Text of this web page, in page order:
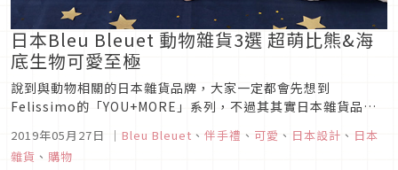
日本Bleu Bleuet 動物雜貨3選 超萌比熊&海
底生物可愛至極
說到與動物相關的日本雜貨品牌，大家一定都會先想到
Felissimo的「YOU+MORE」系列，不過其其實日本雜貨品牌
圈、包包、抱枕 、野餐墊等等，各種你想得到的生活周邊小物都
一應俱全，一起來看看Bleu Bleuet最近推出的三個新系...
2019年05月27日 ｜ Bleu Bleuet 、 伴手禮 、 可愛 、 日本設計 、 日本
雜貨 、 購物